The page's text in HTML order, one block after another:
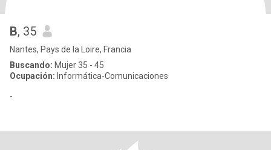
B, 35
Nantes, Pays de la Loire, Francia
Buscando: Mujer 35 - 45
Ocupación: Informática-Comunicaciones
-